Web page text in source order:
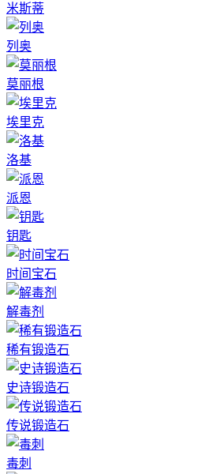
米斯蒂
列奥
莫丽根
埃里克
洛基
派恩
钥匙
时间宝石
解毒剂
稀有锻造石
史诗锻造石
传说锻造石
毒刺